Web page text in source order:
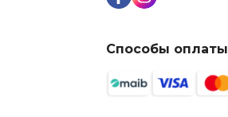
Способы оплаты